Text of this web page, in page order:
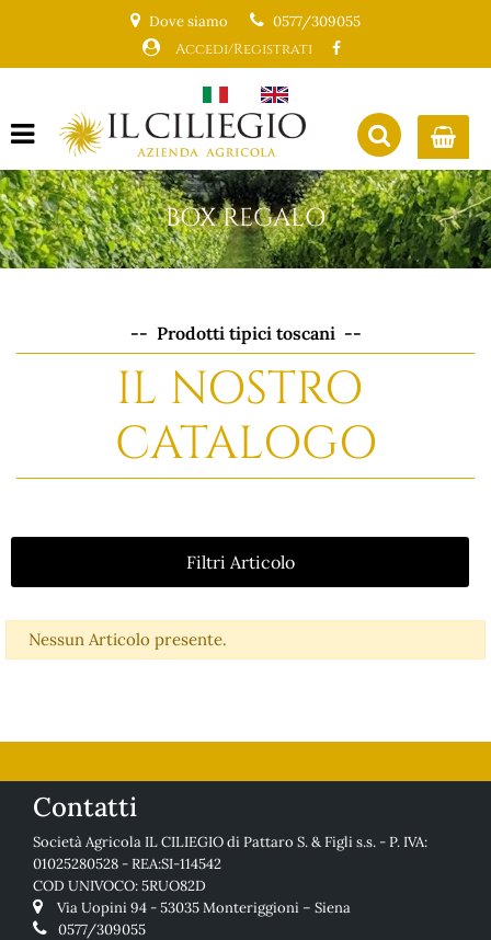
Dove siamo 0577/309055
Accedi/Registrati
Open menu
BOX REGALO
-- Prodotti tipici toscani --
IL NOSTRO
CATALOGO
Filtri Articolo
Nessun Articolo presente.
Contatti
Società Agricola IL CILIEGIO di Pattaro S. & Figli s.s. - P. IVA:
01025280528 - REA:SI-114542
COD UNIVOCO: 5RUO82D
Via Uopini 94 - 53035 Monteriggioni – Siena
0577/309055